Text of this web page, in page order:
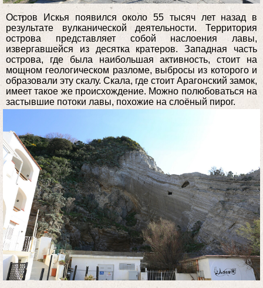
Остров Искья появился около 55 тысяч лет назад в
результате вулканической деятельности. Территория
острова представляет собой наслоения лавы,
извергавшейся из десятка кратеров. Западная часть
острова, где была наибольшая активность, стоит на
мощном геологическом разломе, выбросы из которого и
образовали эту скалу. Скала, где стоит Арагонский замок,
имеет такое же происхождение. Можно полюбоваться на
застывшие потоки лавы, похожие на слоёный пирог.